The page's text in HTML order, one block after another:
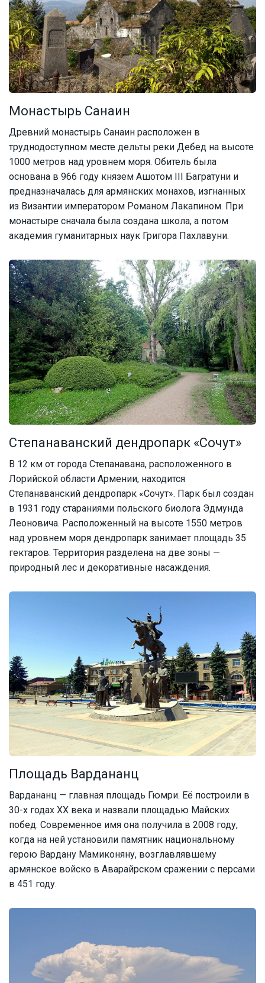
Монастырь Санаин
Древний монастырь Санаин расположен в
труднодоступном месте дельты реки Дебед на высоте
1000 метров над уровнем моря. Обитель была
основана в 966 году князем Ашотом III Багратуни и
предназначалась для армянских монахов, изгнанных
из Византии императором Романом Лакапином. При
монастыре сначала была создана школа, а потом
академия гуманитарных наук Григора Пахлавуни.
Степанаванский дендропарк «Сочут»
В 12 км от города Степанавана, расположенного в
Лорийской области Армении, находится
Степанаванский дендропарк «Сочут». Парк был создан
в 1931 году стараниями польского биолога Эдмунда
Леоновича. Расположенный на высоте 1550 метров
над уровнем моря дендропарк занимает площадь 35
гектаров. Территория разделена на две зоны —
природный лес и декоративные насаждения.
Площадь Вардананц
Вардананц — главная площадь Гюмри. Её построили в
30-х годах XX века и назвали площадью Майских
побед. Современное имя она получила в 2008 году,
когда на ней установили памятник национальному
герою Вардану Мамиконяну, возглавлявшему
армянское войско в Аварайрском сражении с персами
в 451 году.